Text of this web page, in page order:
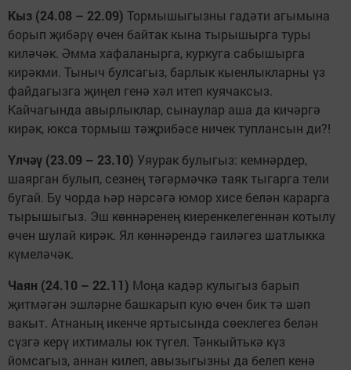
Кыз (24.08 – 22.09) Тормышыгызны гадәти агымына
борып җибәрү өчен байтак кына тырышырга туры
киләчәк. Әмма хафаланырга, куркуга сабышырга
кирәкми. Тыныч булсагыз, барлык кыенлыкларны үз
файдагызга җиңел генә хәл итеп куячаксыз.
Кайчагында авырлыклар, сынаулар аша да кичәргә
кирәк, юкса тормыш тәҗрибәсе ничек туплансын ди?!
Үлчәү (23.09 – 23.10) Уяурак булыгыз: кемнәрдер,
шаярган булып, сезнең тәгәрмәчкә таяк тыгарга тели
бугай. Бу чорда һәр нәрсәгә юмор хисе белән карарга
тырышыгыз. Эш көннәренең киеренкелегеннән котылу
өчен шулай кирәк. Ял көннәрендә гаиләгез шатлыкка
күмеләчәк.
Чаян (24.10 – 22.11) Моңа кадәр кулыгыз барып
җитмәгән эшләрне башкарып кую өчен бик тә шәп
вакыт. Атнаның икенче яртысында сөеклегез белән
сүзгә керү ихтималы юк түгел. Тәнкыйтькә күз
йомсагыз, аннан килеп, авызыгызны да белеп кенә